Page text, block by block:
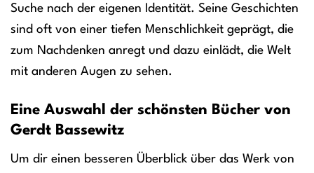
Suche nach der eigenen Identität. Seine Geschichten
sind oft von einer tiefen Menschlichkeit geprägt, die
zum Nachdenken anregt und dazu einlädt, die Welt
mit anderen Augen zu sehen.
Eine Auswahl der schönsten Bücher von
Gerdt Bassewitz
Um dir einen besseren Überblick über das Werk von